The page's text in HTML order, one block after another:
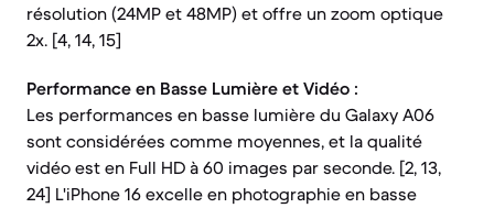
résolution (24MP et 48MP) et offre un zoom optique
2x. [4, 14, 15]
Performance en Basse Lumière et Vidéo :
Les performances en basse lumière du Galaxy A06
sont considérées comme moyennes, et la qualité
vidéo est en Full HD à 60 images par seconde. [2, 13,
24] L'iPhone 16 excelle en photographie en basse